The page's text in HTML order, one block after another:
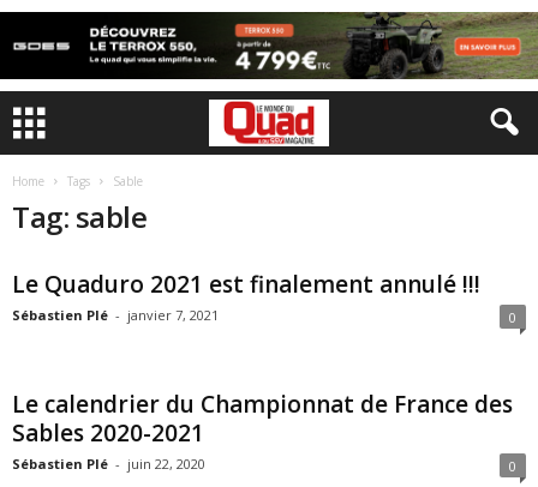
Home Tags Sable
Tag: sable
Le Quaduro 2021 est finalement annulé !!!
Sébastien Plé - janvier 7, 2021 0
Le calendrier du Championnat de France des
Sables 2020-2021
Sébastien Plé - juin 22, 2020 0